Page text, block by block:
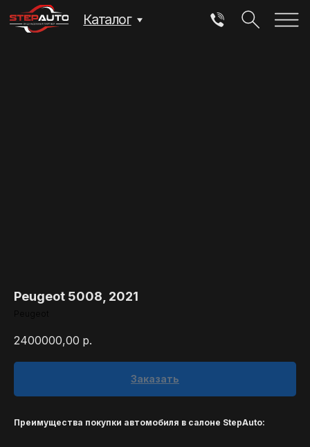
Каталог
Peugeot 5008, 2021
2400000,00 р.
Заказать
Преимущества покупки автомобиля в салоне StepAuto: